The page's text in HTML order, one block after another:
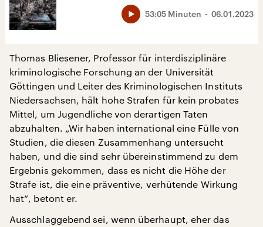
06.01.2023
53:05 Minuten
Thomas Bliesener, Professor für interdisziplinäre
kriminologische Forschung an der Universität
Göttingen und Leiter des Kriminologischen Instituts
Niedersachsen, hält hohe Strafen für kein probates
Mittel, um Jugendliche von derartigen Taten
abzuhalten. „Wir haben international eine Fülle von
Studien, die diesen Zusammenhang untersucht
haben, und die sind sehr übereinstimmend zu dem
Ergebnis gekommen, dass es nicht die Höhe der
Strafe ist, die eine präventive, verhütende Wirkung
hat“, betont er.
Ausschlaggebend sei, wenn überhaupt, eher das